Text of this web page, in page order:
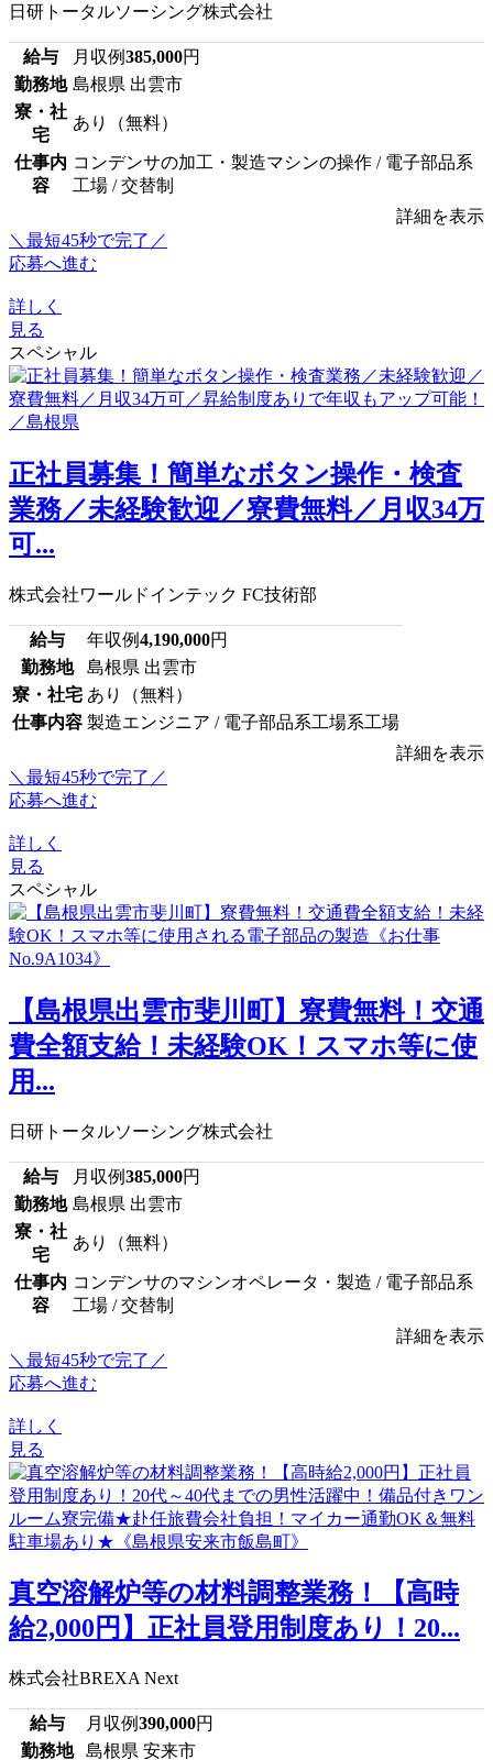
日研トータルソーシング株式会社
給与 月収例385,000円
勤務地 島根県 出雲市
寮・社
宅
あり（無料）
仕事内
容
コンデンサの加工・製造マシンの操作 / 電子部品系
工場 / 交替制
詳細を表示
＼最短45秒で完了／
応募へ進む
詳しく
見る
スペシャル
正社員募集！簡単なボタン操作・検査
業務／未経験歓迎／寮費無料／月収34万
可...
株式会社ワールドインテック FC技術部
給与 年収例4,190,000円
勤務地
島根県 出雲市
寮・社宅 あり（無料）
仕事内容 製造エンジニア / 電子部品系工場系工場
詳細を表示
＼最短45秒で完了／
応募へ進む
詳しく
見る
スペシャル
【島根県出雲市斐川町】寮費無料！交通
費全額支給！未経験OK！スマホ等に使
用...
日研トータルソーシング株式会社
給与 月収例385,000円
勤務地 島根県 出雲市
寮・社
宅
あり（無料）
仕事内
容
コンデンサのマシンオペレータ・製造 / 電子部品系
工場 / 交替制
詳細を表示
＼最短45秒で完了／
応募へ進む
詳しく
見る
真空溶解炉等の材料調整業務！【高時
給2,000円】正社員登用制度あり！20...
株式会社BREXA Next
給与 月収例390,000円
勤務地
島根県 安来市